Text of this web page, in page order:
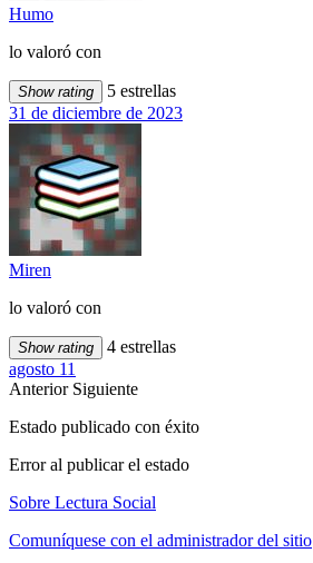
Humo
lo valoró con
Show rating
5 estrellas
31 de diciembre de 2023
Miren
lo valoró con
Show rating
4 estrellas
agosto 11
Anterior Siguiente
Estado publicado con éxito
Error al publicar el estado
Sobre Lectura Social
Comuníquese con el administrador del sitio